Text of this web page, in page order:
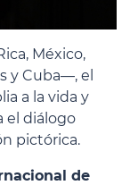
México,
y Cuba—, el
a la vida y
el diálogo
pictórica.
de